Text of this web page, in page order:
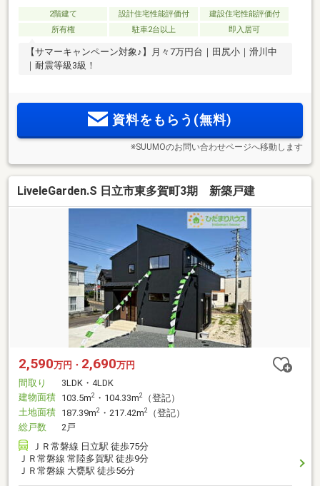
2階建て 設計住宅性能評価付
建設住宅性能評価付
所有権
駐車2台以上 即入居可
【サマーキャンペーン対象♪】月々7万円台｜田尻小｜滑川中
｜耐震等級3級！
資料をもらう(無料)
※SUUMOのお問い合わせページへ移動します
LiveleGarden.S 日立市東多賀町3期 新築戸建
2,590万円・ 2,690万円
間取り
3LDK・4LDK
建物面積 103.5m2 ・104.33m2
（登記）
土地面積 187.39m2 ・217.42m2
（登記）
総戸数
2戸
ＪＲ常磐線 日立駅 徒歩75分
ＪＲ常磐線 常陸多賀駅 徒歩9分
ＪＲ常磐線 大甕駅 徒歩56分